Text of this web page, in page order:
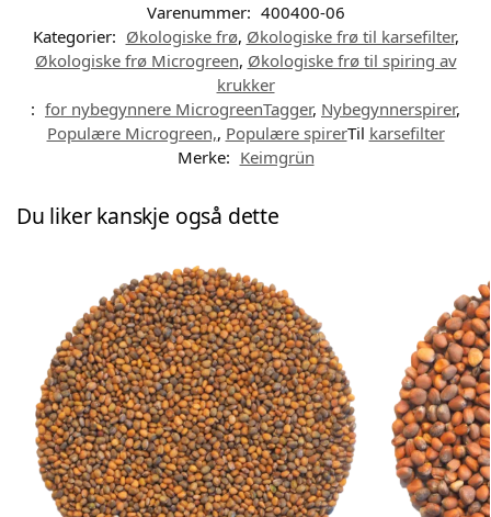
Varenummer: 400400-06
Kategorier: Økologiske frø, Økologiske frø til karsefilter,
Økologiske frø Microgreen, Økologiske frø til spiring av
krukker
: for nybegynnere MicrogreenTagger, Nybegynnerspirer,
Populære Microgreen,, Populære spirerTil karsefilter
Merke: Keimgrün
Du liker kanskje også dette